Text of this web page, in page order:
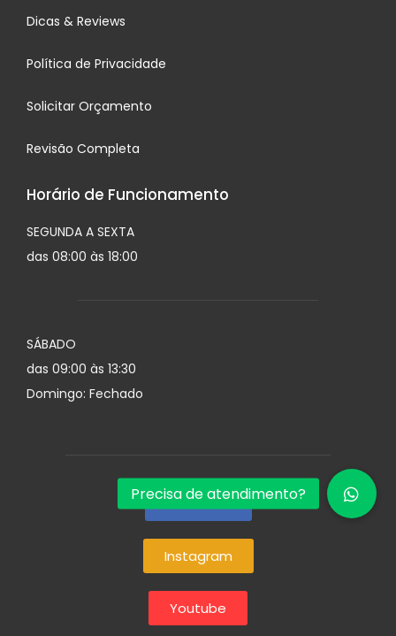
Dicas & Reviews
Política de Privacidade
Solicitar Orçamento
Revisão Completa
Horário de Funcionamento
SEGUNDA A SEXTA
das 08:00 às 18:00
SÁBADO
das 09:00 às 13:30
Domingo: Fechado
Facebook
Instagram
Youtube